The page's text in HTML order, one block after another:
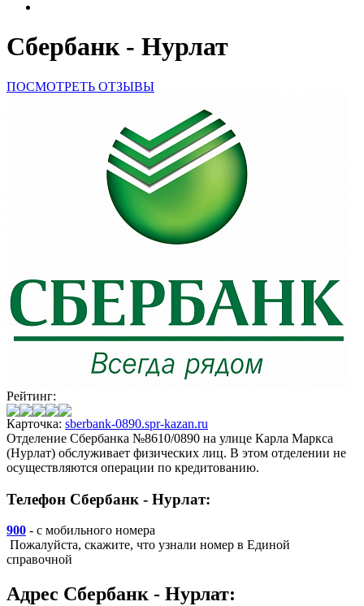
Сбербанк - Нурлат
ПОСМОТРЕТЬ ОТЗЫВЫ
Рейтинг:
Карточка: sberbank-0890.spr-kazan.ru
Отделение Сбербанка №8610/0890 на улице Карла Маркса
(Нурлат) обслуживает физических лиц. В этом отделении не
осуществляются операции по кредитованию.
Телефон Сбербанк - Нурлат:
900 - с мобильного номера
Пожалуйста, скажите, что узнали номер в Единой
справочной
Адрес Сбербанк - Нурлат: